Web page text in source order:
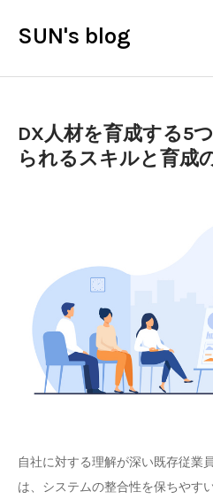
SUN's blog
DX人材を育成する5
られるスキルと育成
自社に対する理解が深い既存従業
は、システムの整合性を保ちやす